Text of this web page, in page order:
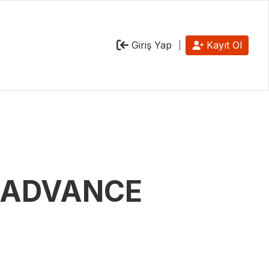
Giriş Yap Kayıt Ol